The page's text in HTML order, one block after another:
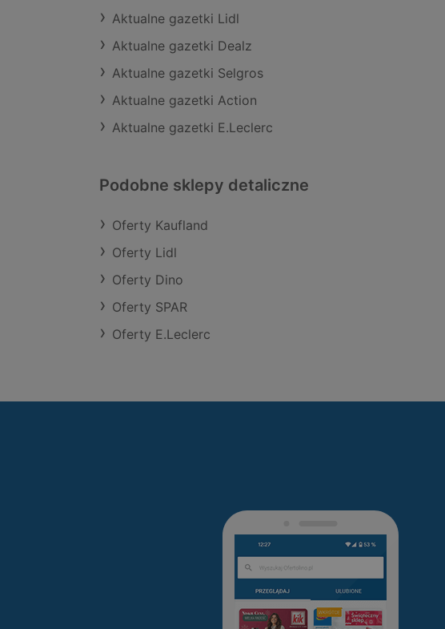
Aktualne gazetki Lidl
Aktualne gazetki Dealz
Aktualne gazetki Selgros
Aktualne gazetki Action
Aktualne gazetki E.Leclerc
Podobne sklepy detaliczne
Oferty Kaufland
Oferty Lidl
Oferty Dino
Oferty SPAR
Oferty E.Leclerc